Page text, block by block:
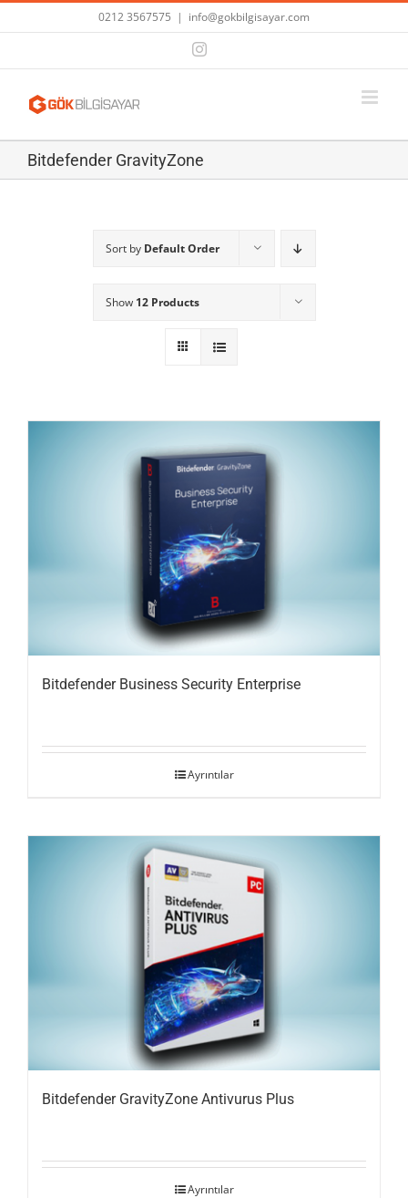
to
0212 3567575 | info@gokbilgisayar.com
Instagram
Bitdefender GravityZone
Sort by Default Order
Show 12 Products
Bitdefender Business Security Enterprise
Ayrıntılar
Bitdefender GravityZone Antivurus Plus
Ayrıntılar